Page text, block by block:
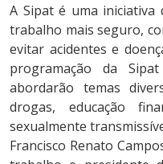
A Sipat é uma iniciativa
trabalho mais seguro,
evitar acidentes e
programação da
abordarão temas
drogas, educação
sexualmente
Francisco Renato